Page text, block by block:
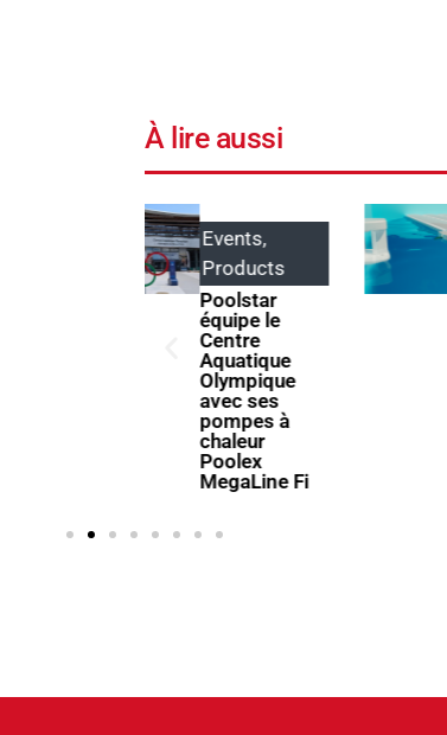
À lire aussi
Products
ABRIBLUE
lance
pour
simplifier
l’utilisation
des volets